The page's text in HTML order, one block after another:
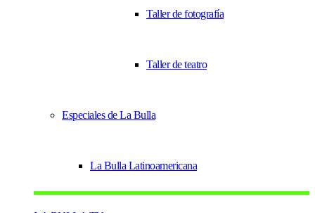
Taller de fotografía
Taller de teatro
Especiales de La Bulla
La Bulla Latinoamericana